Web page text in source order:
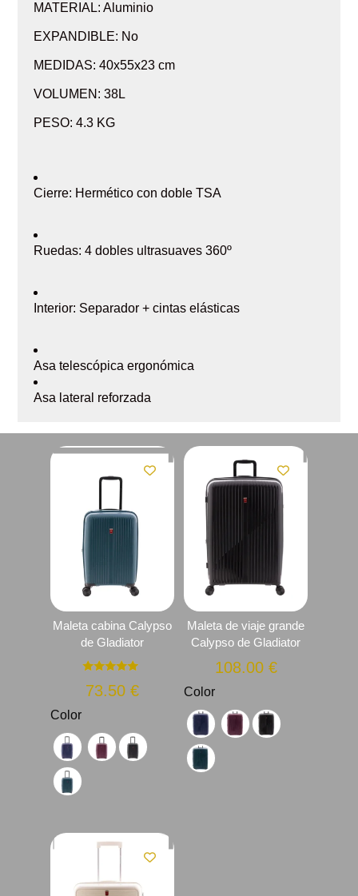
MATERIAL: Aluminio
EXPANDIBLE: No
MEDIDAS: 40x55x23 cm
VOLUMEN: 38L
PESO: 4.3 KG
Cierre: Hermético con doble TSA
Ruedas: 4 dobles ultrasuaves 360º
Interior: Separador + cintas elásticas
Asa telescópica ergonómica
Asa lateral reforzada
Maleta cabina Calypso
de Gladiator
con
73.50 €
Color
Maleta de viaje grande
Calypso de Gladiator
108.00 €
Color